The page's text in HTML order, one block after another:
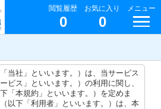
閲覧履歴
0
お気に入り
0
メニュー
当社」といいます。）は、当サービス
ビス」といいます。）の利用に関し、
「本規約」といいます。）を定めま
以下「利用者」といいます。）は、本